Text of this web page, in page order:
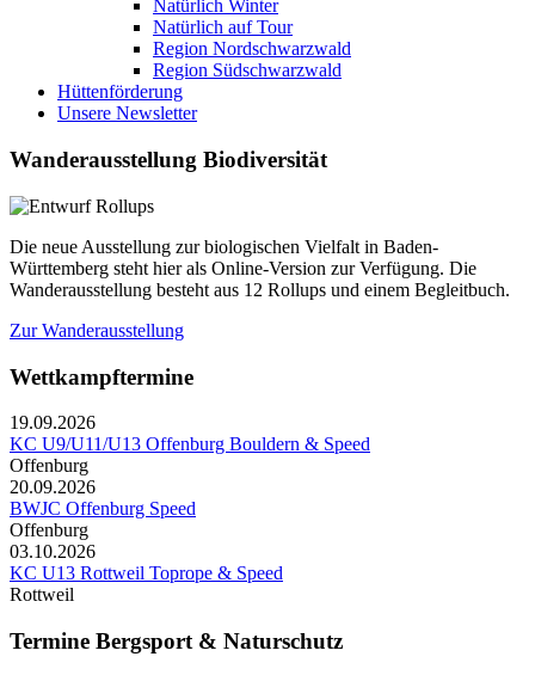
Natürlich Winter
Natürlich auf Tour
Region Nordschwarzwald
Region Südschwarzwald
Hüttenförderung
Unsere Newsletter
Wanderausstellung Biodiversität
Die neue Ausstellung zur biologischen Vielfalt in Baden-
Württemberg steht hier als Online-Version zur Verfügung. Die
Wanderausstellung besteht aus 12 Rollups und einem Begleitbuch.
Zur Wanderausstellung
Wettkampftermine
19.09.2026
KC U9/U11/U13 Offenburg Bouldern & Speed
Offenburg
20.09.2026
BWJC Offenburg Speed
Offenburg
03.10.2026
KC U13 Rottweil Toprope & Speed
Rottweil
Termine Bergsport & Naturschutz